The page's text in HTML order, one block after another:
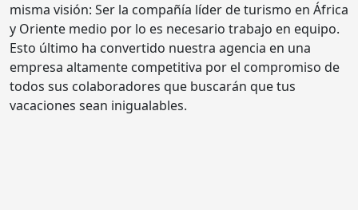
misma visión: Ser la compañía líder de turismo en África
y Oriente medio por lo es necesario trabajo en equipo.
Esto último ha convertido nuestra agencia en una
empresa altamente competitiva por el compromiso de
todos sus colaboradores que buscarán que tus
vacaciones sean inigualables.